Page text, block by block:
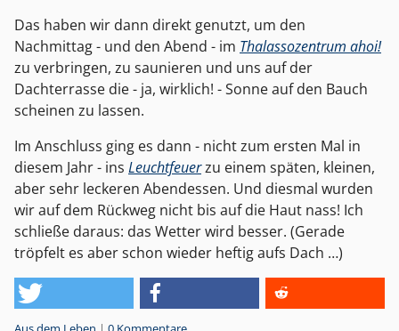
Das haben wir dann direkt genutzt, um den
Nachmittag - und den Abend - im Thalassozentrum ahoi!
zu verbringen, zu saunieren und uns auf der
Dachterrasse die - ja, wirklich! - Sonne auf den Bauch
scheinen zu lassen.
Im Anschluss ging es dann - nicht zum ersten Mal in
diesem Jahr - ins Leuchtfeuerzu einem späten, kleinen,
aber sehr leckeren Abendessen. Und diesmal wurden
wir auf dem Rückweg nicht bis auf die Haut nass! Ich
schließe daraus: das Wetter wird besser. (Gerade
tröpfelt es aber schon wieder heftig aufs Dach …)
Kategorien: